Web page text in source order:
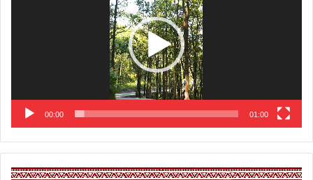
00:00 01:00
Video